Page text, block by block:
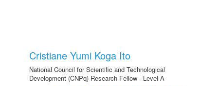
Cristiane Yumi Koga Ito
National Council for Scientific and Technological
Development (CNPq) Research Fellow - Level A